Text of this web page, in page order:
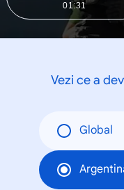
01:31
Vezi ce a
Global